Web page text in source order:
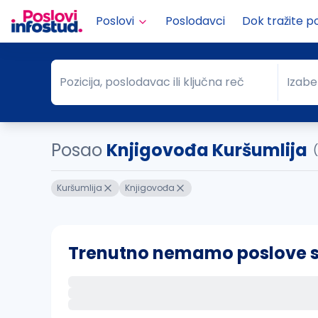
Poslovi Poslodavci Dok tražite
Pozicija, poslodavac ili ključna reč
Pozicija, poslodavac ili ključna reč Grad
Posao Knjigovođa Kuršumlija
Kuršumlija Knjigovođa
Trenutno nemamo poslove